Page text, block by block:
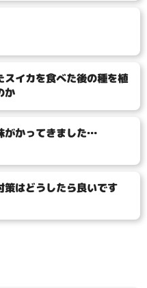
スイカを食べた後の種を植
か
がかってきました…
策はどうしたら良いです